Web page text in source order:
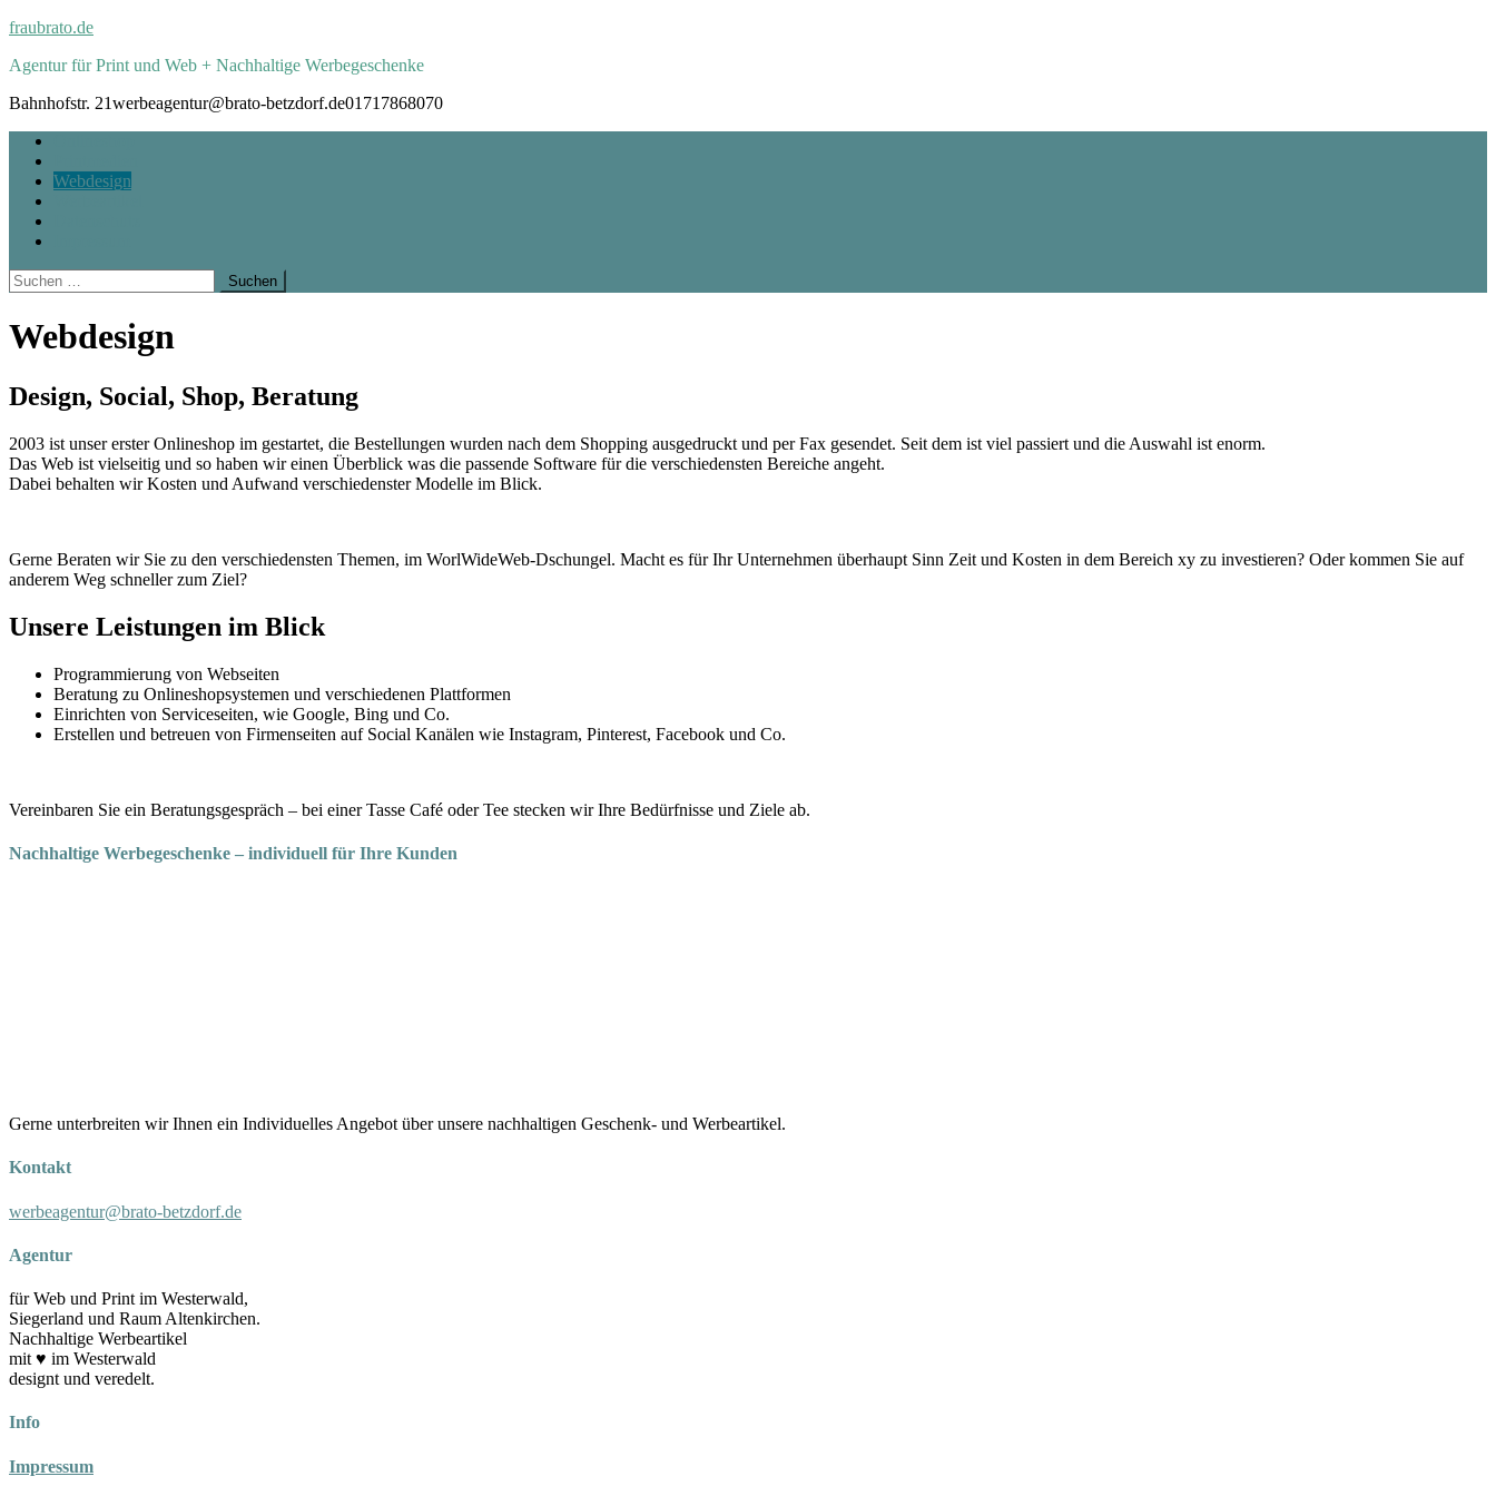
Skip
content
fraubrato.de
Agentur für Print und Web + Nachhaltige Werbegeschenke
Bahnhofstr. 21werbeagentur@brato-betzdorf.de01717868070
Webdesign
Suchen
nach:
Webdesign
Design, Social, Shop, Beratung
2003 ist unser erster Onlineshop im gestartet, die Bestellungen wurden nach dem Shopping ausgedruckt und per Fax gesendet. Seit dem ist viel passiert und die Auswahl ist enorm.
Das Web ist vielseitig und so haben wir einen Überblick was die passende Software für die verschiedensten Bereiche angeht.
Dabei behalten wir Kosten und Aufwand verschiedenster Modelle im Blick.
Gerne Beraten wir Sie zu den verschiedensten Themen, im WorlWideWeb-Dschungel. Macht es für Ihr Unternehmen überhaupt Sinn Zeit und Kosten in dem Bereich xy zu investieren? Oder kommen Sie auf
anderem Weg schneller zum Ziel?
Unsere Leistungen im Blick
Programmierung von Webseiten
Beratung zu Onlineshopsystemen und verschiedenen Plattformen
Einrichten von Serviceseiten, wie Google, Bing und Co.
Erstellen und betreuen von Firmenseiten auf Social Kanälen wie Instagram, Pinterest, Facebook und Co.
Vereinbaren Sie ein Beratungsgespräch – bei einer Tasse Café oder Tee stecken wir Ihre Bedürfnisse und Ziele ab.
Nachhaltige Werbegeschenke – individuell für Ihre Kunden
Gerne unterbreiten wir Ihnen ein Individuelles Angebot über unsere nachhaltigen Geschenk- und Werbeartikel.
Kontakt
werbeagentur@brato-betzdorf.de
Agentur
für Web und Print im Westerwald,
Siegerland und Raum Altenkirchen.
Nachhaltige Werbeartikel
mit ♥ im Westerwald
designt und veredelt.
Info
Impressum